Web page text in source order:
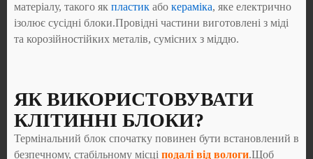
матеріалу, такого як пластик або кераміка, яке електрично
ізолює сусідні блоки.Провідні частини виготовлені з міді
та корозійностійких металів, сумісних з міддю.
ЯК ВИКОРИСТОВУВАТИ
КЛІТИННІ БЛОКИ?
Термінальний блок спочатку повинен бути встановлений в
безпечному, стабільному місці подалі від вологи.Щоб